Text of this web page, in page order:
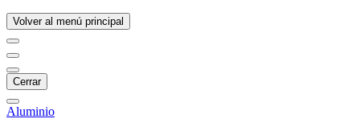
Volver al menú principal
Cerrar
Aluminio